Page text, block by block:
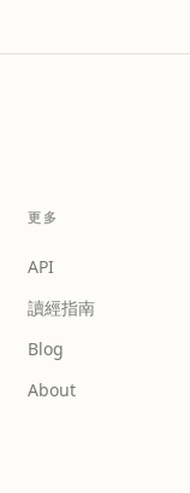
更多
API
讀經指南
Blog
About